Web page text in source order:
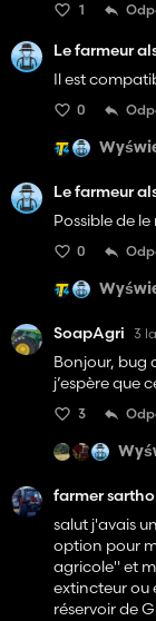
1
Le farmeur
Il est
0
Le farmeur
Possible de
0
SoapAgri 3
Bonjour, bug
j’espère que
3
farmer
salut j'avais
option pour
agricole" et
extincteur ou
réservoir de